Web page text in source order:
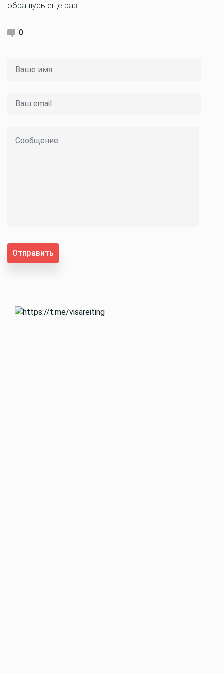
обращусь еще раз.
0
Отправить